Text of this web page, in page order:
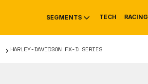
SEGMENTS TECH RACING
HARLEY-DAVIDSON FX-D SERIES